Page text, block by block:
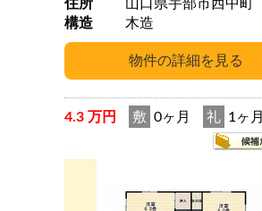
住所
山口県宇部市西中町
構造
木造
4.3 万円 敷 0ヶ月 礼 1ヶ月